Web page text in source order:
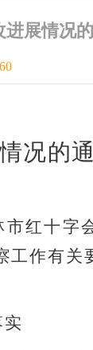
展情况
况的
红十字
工作有关